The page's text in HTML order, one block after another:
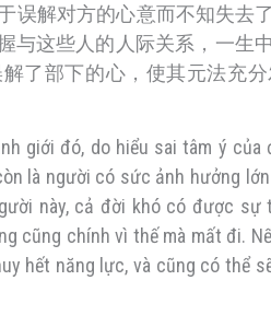
误解对方的心意而不知失去
与这些人的人际关系，一生
了部下的心，使其元法充
giới đó, do hiểu sai tâm ý
là người có sức ảnh hưởng
này, cả đời khó có được
cũng chính vì thế mà mất đi.
hết năng lực, và cũng có thể